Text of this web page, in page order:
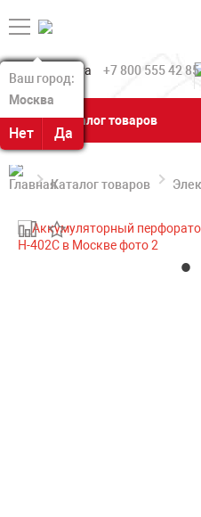
Ваш город:
Москва
Нет Да
Ваш город:
Москва
Нет Да
+7 800 555 42 85
Каталог товаров
Каталог товаров